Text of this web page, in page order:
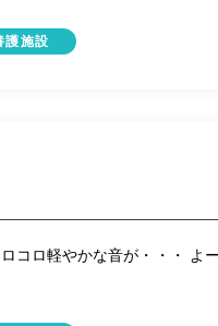
護施設
コロ軽やかな音が・・・ よ